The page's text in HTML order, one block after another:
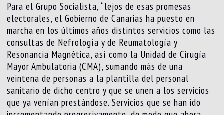
Para el Grupo Socialista, “lejos de esas promesas
electorales, el Gobierno de Canarias ha puesto en
marcha en los últimos años distintos servicios como las
consultas de Nefrología y de Reumatología y
Resonancia Magnética, así como la Unidad de Cirugía
Mayor Ambulatoria (CMA), sumando más de una
veintena de personas a la plantilla del personal
sanitario de dicho centro y que se unen a los servicios
que ya venían prestándose. Servicios que se han ido